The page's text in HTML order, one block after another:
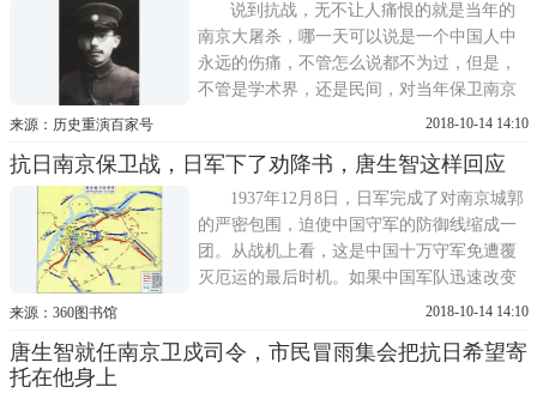
年4月至1939年4月，在
说到抗战，无不让人痛恨的就是当年的
南京大屠杀，哪一天可以说是一个中国人中
永远的伤痛，不管怎么说都不为过，但是，
不管是学术界，还是民间，对当年保卫南京
的最高指挥官却很少有痛加指责的，特别提
官唐生智。说到这位指挥官，来头可不小。
除了南京保卫战，就很陌生了，但实际上，
在民国时期，此人就大大
来源：历史重演百家号 2018-10-14 14:10
抗日南京保卫战，日军下了劝降书，唐生智这样回应
1937年12月8日，日军完成了对南京城郭
的严密包围，迫使中国守军的防御线缩成一
团。从战机上看，这是中国十万守军免遭覆
灭厄运的最后时机。如果中国军队迅速改变
死守战术，能够倾尽全力有步骤地突围而出
象，他们只是一再压缩防线，密集分布在南
来源：360图书馆 2018-10-14 14:10
唐生智就任南京卫戍司令，市民冒雨集会把抗日希望寄
托在他身上